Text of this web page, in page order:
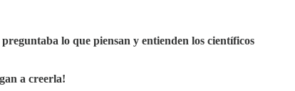
preguntaba lo que piensan y entienden los científicos
a creerla!